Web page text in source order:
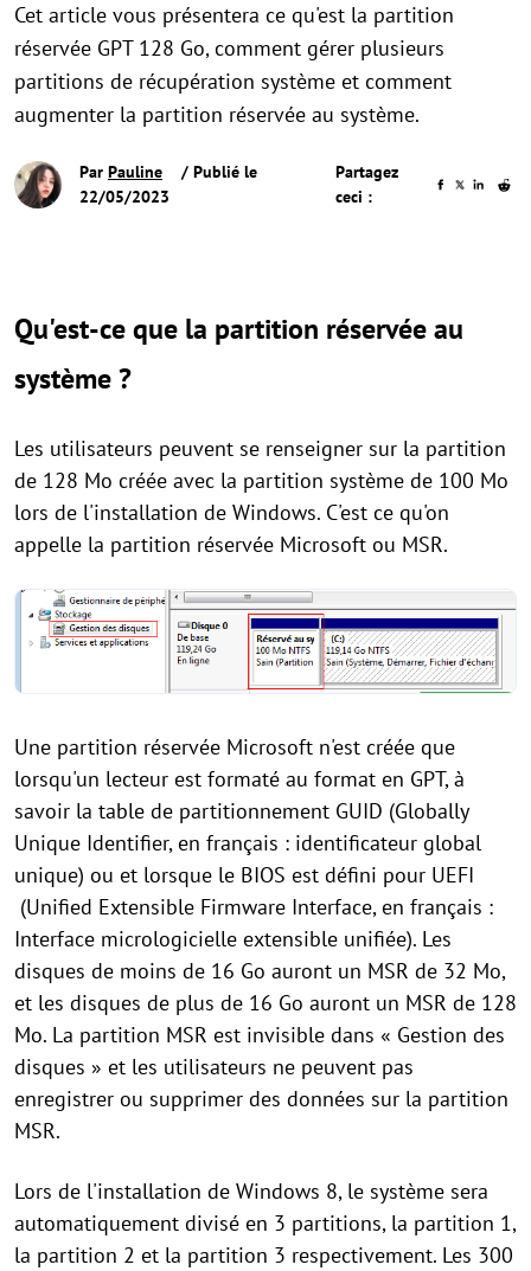
Cet article vous présentera ce qu'est la partition
réservée GPT 128 Go, comment gérer plusieurs
partitions de récupération système et comment
augmenter la partition réservée au système.
Par Pauline
/ Publié le
22/05/2023
Partagez
ceci :
Qu'est-ce que la partition réservée au
système ?
Les utilisateurs peuvent se renseigner sur la partition
de 128 Mo créée avec la partition système de 100 Mo
lors de l'installation de Windows. C'est ce qu'on
appelle la partition réservée Microsoft ou MSR.
Une partition réservée Microsoft n'est créée que
lorsqu'un lecteur est formaté au format en GPT, à
savoir la table de partitionnement GUID (Globally
Unique Identifier, en français : identificateur global
unique) ou et lorsque le BIOS est défini pour UEFI
(Unified Extensible Firmware Interface, en français :
Interface micrologicielle extensible unifiée). Les
disques de moins de 16 Go auront un MSR de 32 Mo,
et les disques de plus de 16 Go auront un MSR de 128
Mo. La partition MSR est invisible dans « Gestion des
disques » et les utilisateurs ne peuvent pas
enregistrer ou supprimer des données sur la partition
MSR.
Lors de l'installation de Windows 8, le système sera
automatiquement divisé en 3 partitions, la partition 1,
la partition 2 et la partition 3 respectivement. Les 300